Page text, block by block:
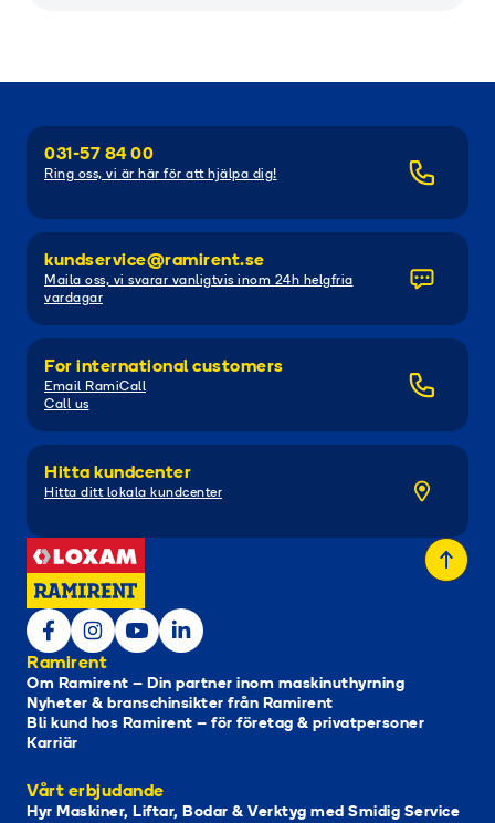
031-57 84 00
Ring oss, vi är här för att hjälpa dig!
kundservice@ramirent.se
Maila oss, vi svarar vanligtvis inom 24h helgfria
vardagar
For international customers
Email RamiCall
Call us
Hitta kundcenter
Hitta ditt lokala kundcenter
Ramirent
Om Ramirent – Din partner inom maskinuthyrning
Nyheter & branschinsikter från Ramirent
Bli kund hos Ramirent – för företag & privatpersoner
Karriär
Vårt erbjudande
Hyr Maskiner, Liftar, Bodar & Verktyg med Smidig Service